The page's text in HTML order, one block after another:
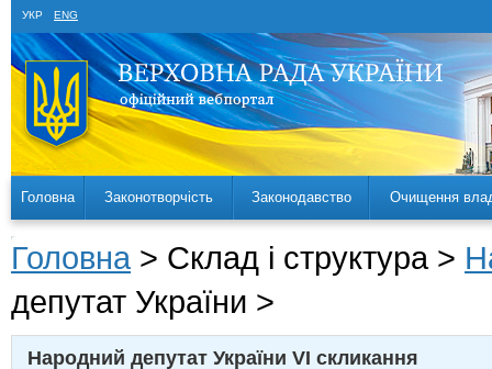
УКР ENG
Головна Законотворчість Законодавство Очищення
Головна > Склад і структура >
депутат України >
Народний депутат України VI скликання